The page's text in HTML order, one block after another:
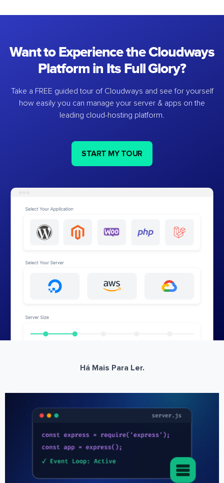
Want to Experience the Cloudways
Platform in Its Full Glory?
Take a FREE guided tour of Cloudways and see for yourself
how easily you can manage your server & apps on the
leading cloud-hosting platform.
START MY TOUR
Há Mais Para Ler.